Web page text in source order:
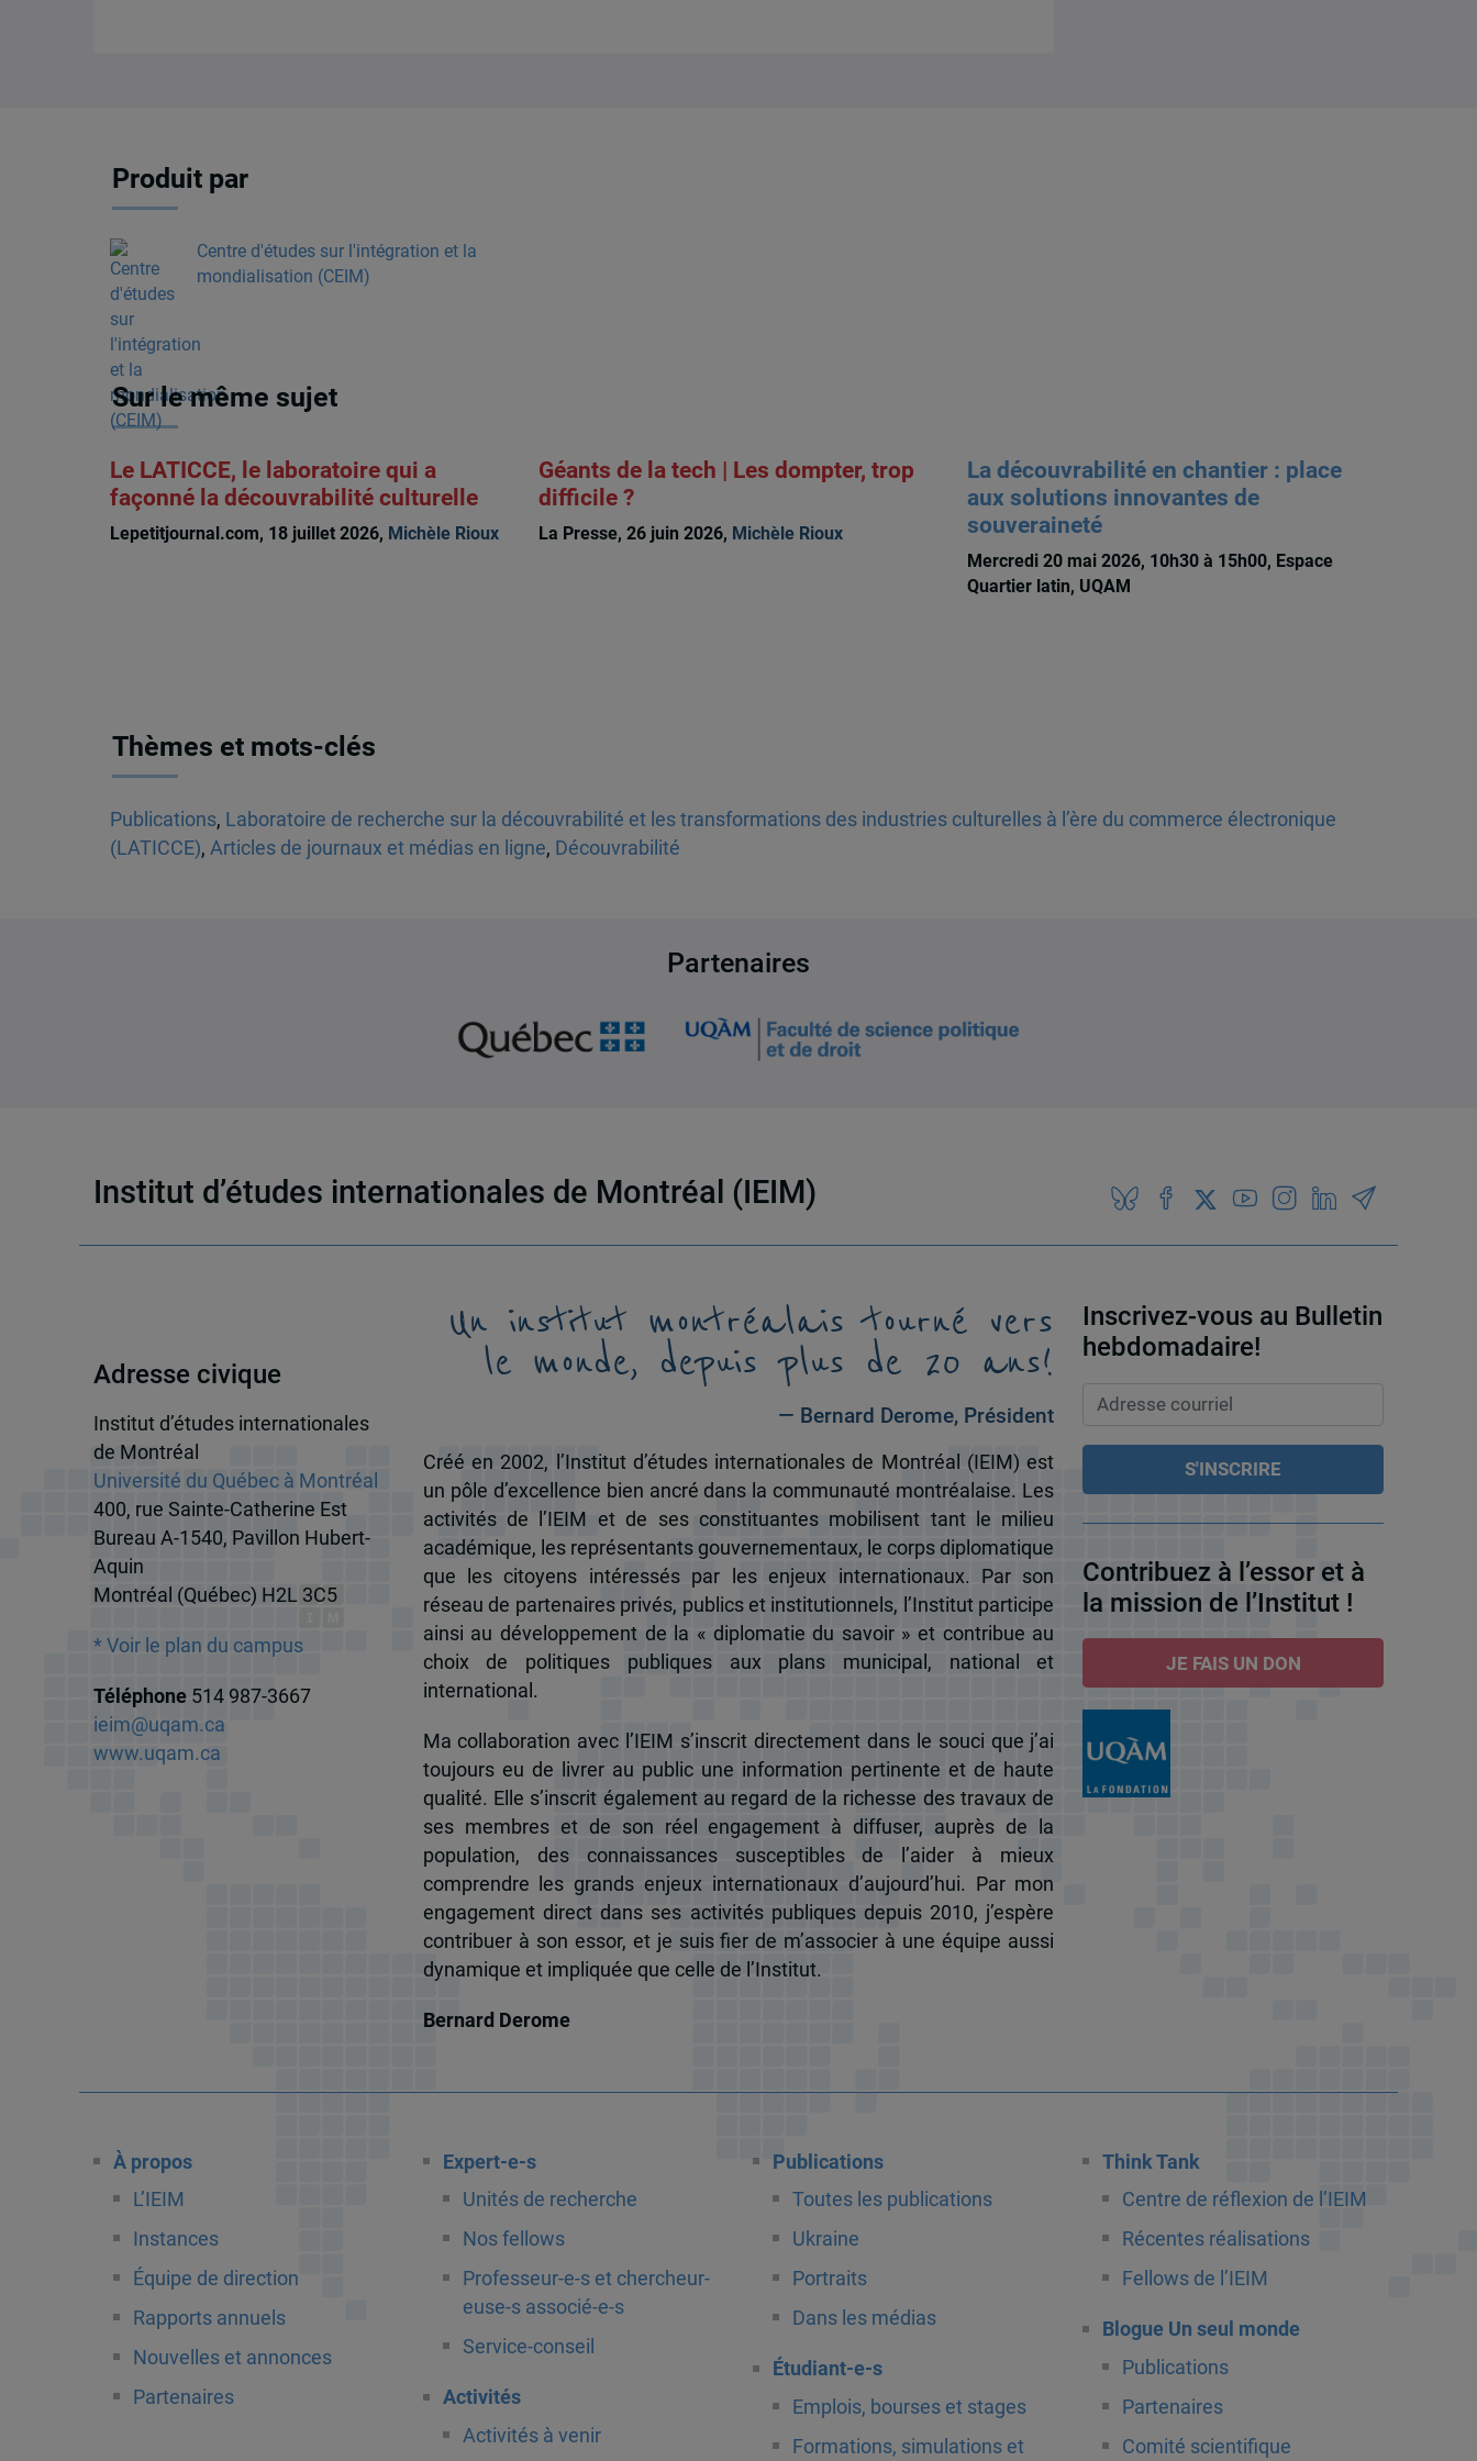
Produit par
Centre d'études sur l'intégration et la
mondialisation (CEIM)
Sur le même sujet
Le LATICCE, le laboratoire qui a
façonné la découvrabilité culturelle
Lepetitjournal.com, 18 juillet 2026, Michèle Rioux
Géants de la tech | Les dompter, trop
difficile ?
La Presse, 26 juin 2026, Michèle Rioux
La découvrabilité en chantier : place
aux solutions innovantes de
souveraineté
Mercredi 20 mai 2026, 10h30 à 15h00, Espace
Quartier latin, UQAM
Thèmes et mots-clés
Publications, Laboratoire de recherche sur la découvrabilité et les transformations des industries culturelles à l’ère du commerce électronique
(LATICCE), Articles de journaux et médias en ligne, Découvrabilité
Partenaires
Institut d’études internationales de Montréal (IEIM)
Adresse civique
Institut d’études internationales
de Montréal
Université du Québec à Montréal
400, rue Sainte-Catherine Est
Bureau A-1540, Pavillon Hubert-
Aquin
Montréal (Québec) H2L 3C5
* Voir le plan du campus
Téléphone 514 987-3667
ieim@uqam.ca
www.uqam.ca
Un institut montréalais tourné vers
le monde, depuis plus de 20 ans!
— Bernard Derome, Président
Créé en 2002, l’Institut d’études internationales de Montréal (IEIM) est
un pôle d’excellence bien ancré dans la communauté montréalaise. Les
activités de l’IEIM et de ses constituantes mobilisent tant le milieu
académique, les représentants gouvernementaux, le corps diplomatique
que les citoyens intéressés par les enjeux internationaux. Par son
réseau de partenaires privés, publics et institutionnels, l’Institut participe
ainsi au développement de la « diplomatie du savoir » et contribue au
choix de politiques publiques aux plans municipal, national et
international.
Ma collaboration avec l’IEIM s’inscrit directement dans le souci que j’ai
toujours eu de livrer au public une information pertinente et de haute
qualité. Elle s’inscrit également au regard de la richesse des travaux de
ses membres et de son réel engagement à diffuser, auprès de la
population, des connaissances susceptibles de l’aider à mieux
comprendre les grands enjeux internationaux d’aujourd’hui. Par mon
engagement direct dans ses activités publiques depuis 2010, j’espère
contribuer à son essor, et je suis fier de m’associer à une équipe aussi
dynamique et impliquée que celle de l’Institut.
Bernard Derome
Inscrivez-vous au Bulletin
hebdomadaire!
Contribuez à l’essor et à
la mission de l’Institut !
JE FAIS UN DON
À propos
L’IEIM
Instances
Équipe de direction
Rapports annuels
Nouvelles et annonces
Partenaires
Expert-e-s
Unités de recherche
Nos fellows
Professeur-e-s et chercheur-
euse-s associé-e-s
Service-conseil
Activités
Activités à venir
Publications
Toutes les publications
Ukraine
Portraits
Dans les médias
Étudiant-e-s
Emplois, bourses et stages
Formations, simulations et
Think Tank
Centre de réflexion de l’IEIM
Récentes réalisations
Fellows de l’IEIM
Blogue Un seul monde
Publications
Partenaires
Comité scientifique